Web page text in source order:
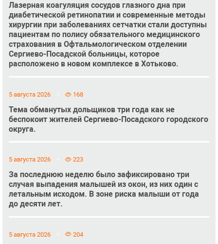
Лазерная коагуляция сосудов глазного дна при
диабетической ретинопатии и современные методы
хирургии при заболеваниях сетчатки стали доступны
пациентам по полису обязательного медицинского
страхования в Офтальмологическом отделении
Сергиево-Посадской больницы, которое
расположено в новом комплексе в Хотьково.
5 августа 2026 168
Тема обманутых дольщиков три года как не
беспокоит жителей Сергиево-Посадского городского
округа.
5 августа 2026 223
За последнюю неделю было зафиксировано три
случая выпадения малышей из окон, из них один с
летальным исходом. В зоне риска малыши от года
до десяти лет.
5 августа 2026 204